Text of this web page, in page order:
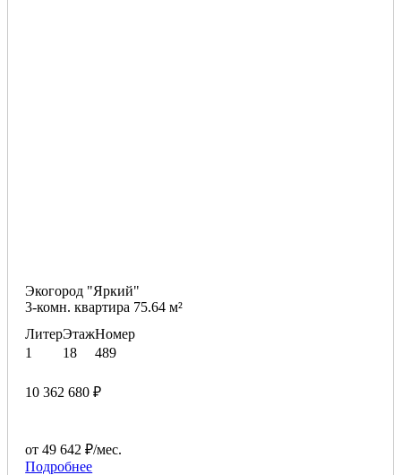
Экогород "Яркий"
3-комн. квартира 75.64 м²
Литер
1
Этаж
18
Номер
489
10 362 680 ₽
от 49 642 ₽/мес.
Подробнее